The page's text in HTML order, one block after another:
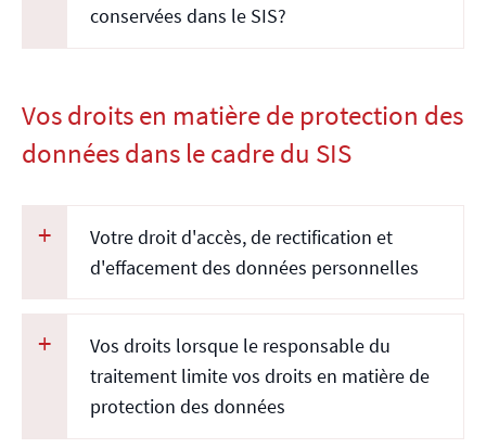
conservées dans le SIS?
Vos droits en matière de protection des
données dans le cadre du SIS
Votre droit d'accès, de rectification et
d'effacement des données personnelles
Vos droits lorsque le responsable du
traitement limite vos droits en matière de
protection des données